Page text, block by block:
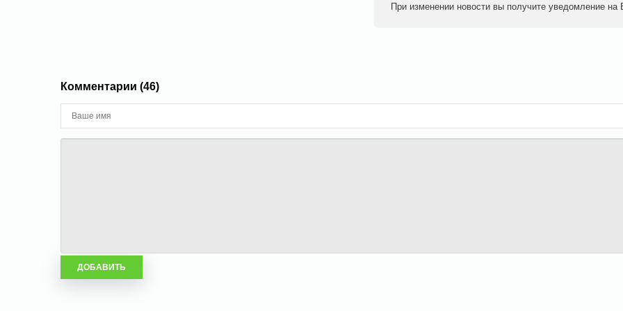
При изменении новости вы получите уведомление на
Комментарии (46)